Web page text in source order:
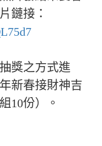
鏈接：
獎之方式進
新春接財神吉
10份）。